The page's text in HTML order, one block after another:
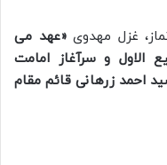
غزل مهدوی«عهد می
الاول و سرآغاز امامت
احمد زرهانی قائم مقام